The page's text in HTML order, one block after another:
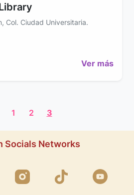
Col. Ciudad Universitaria.
Ver más
1 2 3
Socials Networks